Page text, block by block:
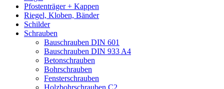
Pfostenträger + Kappen
Riegel, Kloben, Bänder
Schilder
Schrauben
Bauschrauben DIN 601
Bauschrauben DIN 933 A4
Betonschrauben
Bohrschrauben
Fensterschrauben
Holzbohrschrauben C2